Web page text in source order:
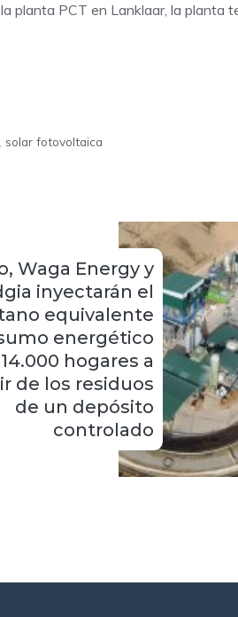
planta PCT en Lanklaar, la planta
, solar fotovoltaica
Waga Energy y
inyectarán el
equivalente
energético
hogares a
de los residuos
de un depósito
controlado